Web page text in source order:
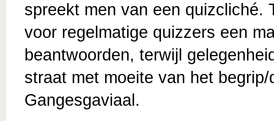
spreekt men van een quizcliché.
voor regelmatige quizzers een
beantwoorden, terwijl
straat met moeite van het
Gangesgaviaal.